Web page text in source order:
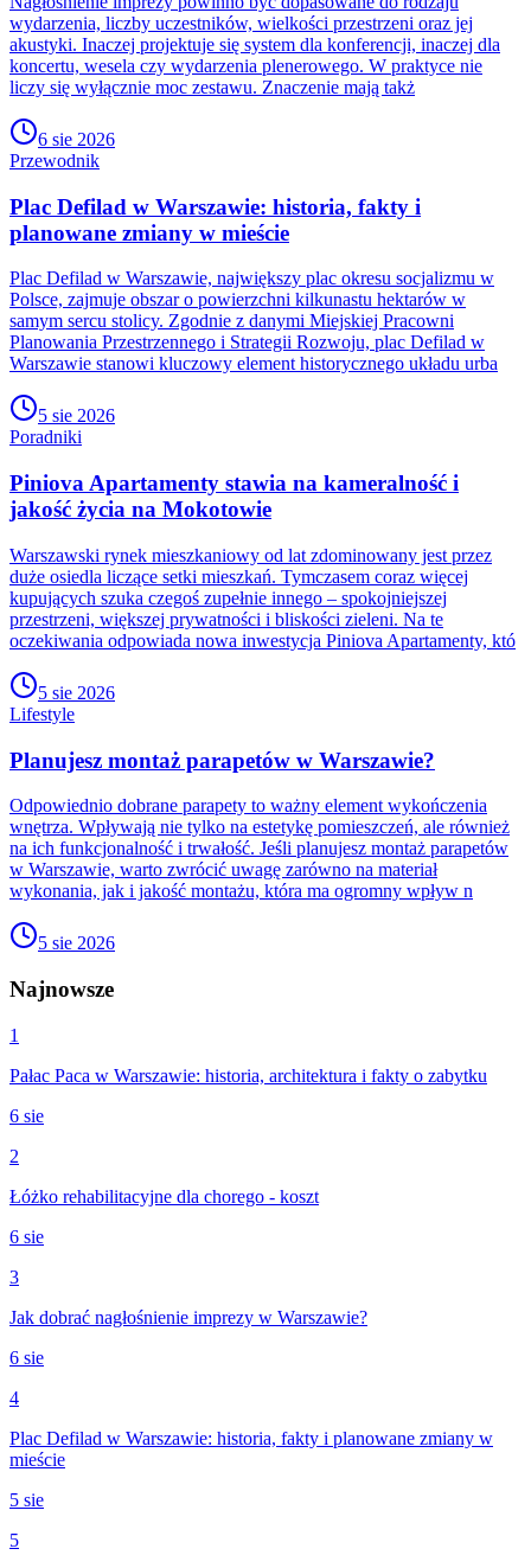
wydarzenia, liczby uczestników, wielkości przestrzeni oraz jej
akustyki. Inaczej projektuje się system dla konferencji, inaczej dla
koncertu, wesela czy wydarzenia plenerowego. W praktyce nie
liczy się wyłącznie moc zestawu. Znaczenie mają takż
6 sie 2026
Przewodnik
Plac Defilad w Warszawie: historia, fakty i
planowane zmiany w mieście
Plac Defilad w Warszawie, największy plac okresu socjalizmu w
Polsce, zajmuje obszar o powierzchni kilkunastu hektarów w
samym sercu stolicy. Zgodnie z danymi Miejskiej Pracowni
Planowania Przestrzennego i Strategii Rozwoju, plac Defilad w
Warszawie stanowi kluczowy element historycznego układu urba
5 sie 2026
Poradniki
Piniova Apartamenty stawia na kameralność i
jakość życia na Mokotowie
Warszawski rynek mieszkaniowy od lat zdominowany jest przez
duże osiedla liczące setki mieszkań. Tymczasem coraz więcej
kupujących szuka czegoś zupełnie innego – spokojniejszej
przestrzeni, większej prywatności i bliskości zieleni. Na te
oczekiwania odpowiada nowa inwestycja Piniova Apartamenty, któ
5 sie 2026
Lifestyle
Planujesz montaż parapetów w Warszawie?
Odpowiednio dobrane parapety to ważny element wykończenia
wnętrza. Wpływają nie tylko na estetykę pomieszczeń, ale również
na ich funkcjonalność i trwałość. Jeśli planujesz montaż parapetów
w Warszawie, warto zwrócić uwagę zarówno na materiał
wykonania, jak i jakość montażu, która ma ogromny wpływ n
5 sie 2026
Najnowsze
1
Pałac Paca w Warszawie: historia, architektura i fakty o zabytku
6 sie
2
Łóżko rehabilitacyjne dla chorego - koszt
6 sie
3
Jak dobrać nagłośnienie imprezy w Warszawie?
6 sie
4
Plac Defilad w Warszawie: historia, fakty i planowane zmiany w
mieście
5 sie
5